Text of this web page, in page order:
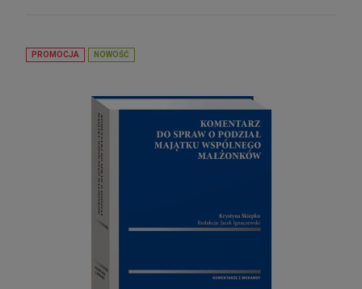
PROMOCJA NOWOŚĆ